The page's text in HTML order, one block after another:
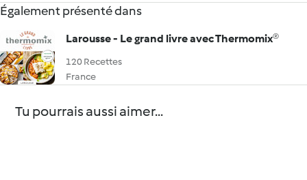
Également présenté dans
Larousse - Le grand livre avec Thermomix®
120 Recettes
France
Tu pourrais aussi aimer...